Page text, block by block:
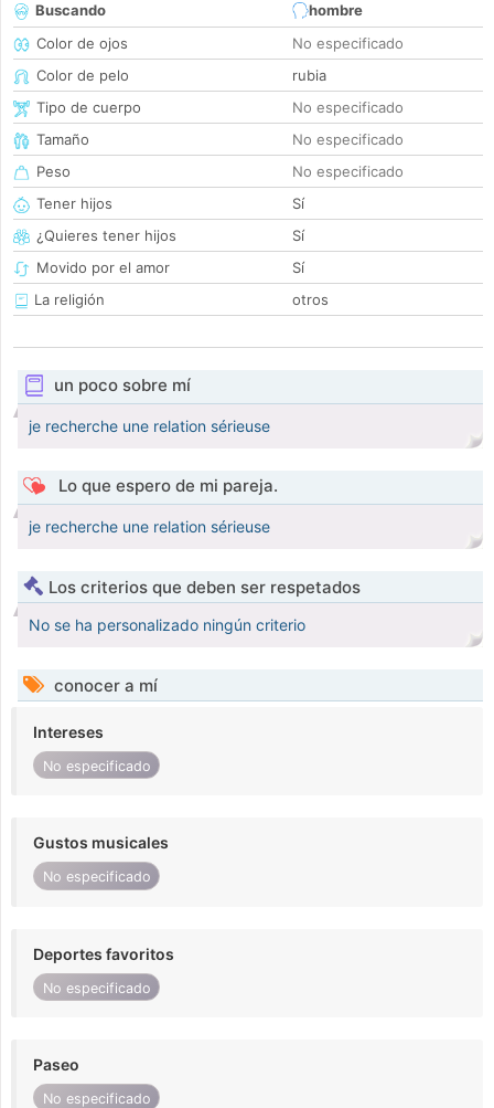
Buscando
hombre
Color de ojos
No especificado
Color de pelo
rubia
Tipo de cuerpo
No especificado
Tamaño
No especificado
Peso
No especificado
Tener hijos
Sí
¿Quieres tener hijos
Sí
Movido por el amor
Sí
La religión
otros
un poco sobre mí
je recherche une relation sérieuse
Lo que espero de mi pareja.
je recherche une relation sérieuse
Los criterios que deben ser respetados
No se ha personalizado ningún criterio
conocer a mí
Intereses
No especificado
Gustos musicales
No especificado
Deportes favoritos
No especificado
Paseo
No especificado